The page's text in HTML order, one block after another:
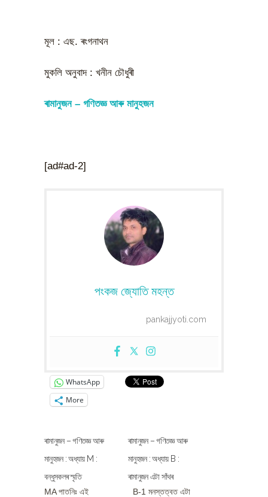
মূল : এছ. ৰংগনাথন
মুকলি অনুবাদ : খনীন চৌধুৰী
ৰামানুজন – গণিতজ্ঞ আৰু মানুহজন
[ad#ad-2]
পংকজ জ্যোতি মহন্ত
pankajjyoti.com
WhatsApp
More
ৰামানুজন – গণিতজ্ঞ আৰু
মানুহজন : অধ্যায় M :
বন্ধুসকলৰ স্মৃতি
MA পাতনিঃ এই
ৰামানুজন – গণিতজ্ঞ আৰু
মানুহজন : অধ্যায় B :
ৰামানুজন এটা সাঁথৰ
B-1 মনস্তত্বত এটা